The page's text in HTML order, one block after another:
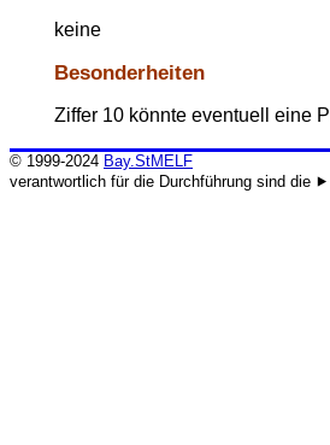
keine
Besonderheiten
Ziffer 10 könnte eventuell eine
© 1999-2024 Bay.StMELF
verantwortlich für die Durchführung sind die ⯈